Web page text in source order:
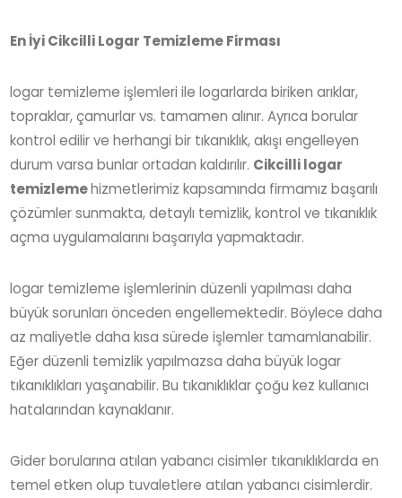
En İyi Cikcilli Logar Temizleme Firması
logar temizleme işlemleri ile logarlarda biriken arıklar,
topraklar, çamurlar vs. tamamen alınır. Ayrıca borular
kontrol edilir ve herhangi bir tıkanıklık, akışı engelleyen
durum varsa bunlar ortadan kaldırılır. Cikcilli logar
temizlemehizmetlerimiz kapsamında firmamız başarılı
çözümler sunmakta, detaylı temizlik, kontrol ve tıkanıklık
açma uygulamalarını başarıyla yapmaktadır.
logar temizleme işlemlerinin düzenli yapılması daha
büyük sorunları önceden engellemektedir. Böylece daha
az maliyetle daha kısa sürede işlemler tamamlanabilir.
Eğer düzenli temizlik yapılmazsa daha büyük logar
tıkanıklıkları yaşanabilir. Bu tıkanıklıklar çoğu kez kullanıcı
hatalarından kaynaklanır.
Gider borularına atılan yabancı cisimler tıkanıklıklarda en
temel etken olup tuvaletlere atılan yabancı cisimlerdir.